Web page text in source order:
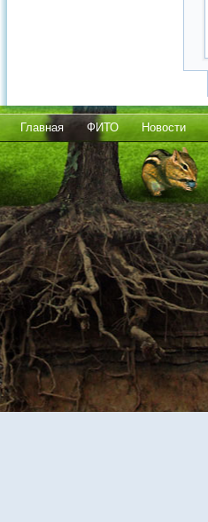
Главная ФИТО Новости